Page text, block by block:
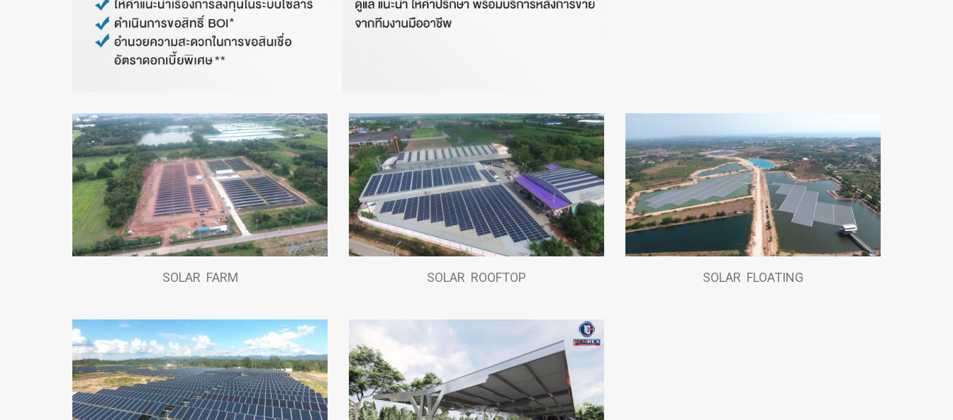
SOLAR FARM SOLAR ROOFTOP SOLAR FLOATING